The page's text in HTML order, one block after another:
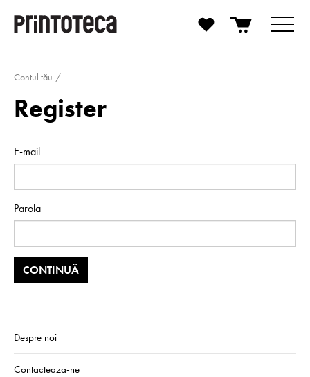
Contul tău
Register
E-mail
Parola
Despre noi
Contacteaza-ne